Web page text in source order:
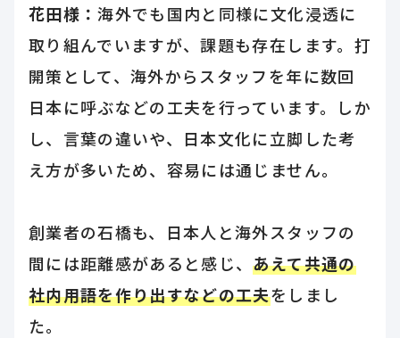
花田様：海外でも国内と同様に文化浸透に
取り組んでいますが、課題も存在します。打
開策として、海外からスタッフを年に数回
日本に呼ぶなどの工夫を行っています。しか
し、言葉の違いや、日本文化に立脚した考
え方が多いため、容易には通じません。
創業者の石橋も、日本人と海外スタッフの
間には距離感があると感じ、あえて共通の
社内用語を作り出すなどの工夫をしまし
た。